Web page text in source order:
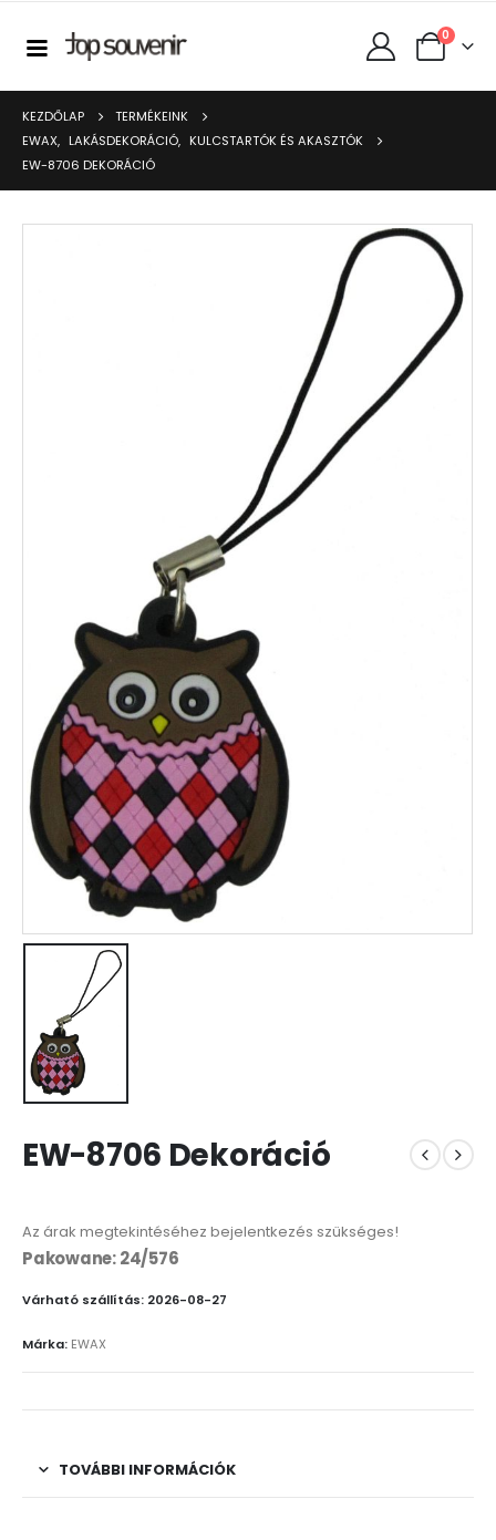
0
KEZDŐLAP
TERMÉKEINK
EWAX, LAKÁSDEKORÁCIÓ, KULCSTARTÓK ÉS AKASZTÓK
EW-8706 DEKORÁCIÓ
EW-8706 Dekoráció
Az árak megtekintéséhez bejelentkezés szükséges!
Pakowane: 24/576
Várható szállítás: 2026-08-27
Márka: EWAX
TOVÁBBI INFORMÁCIÓK